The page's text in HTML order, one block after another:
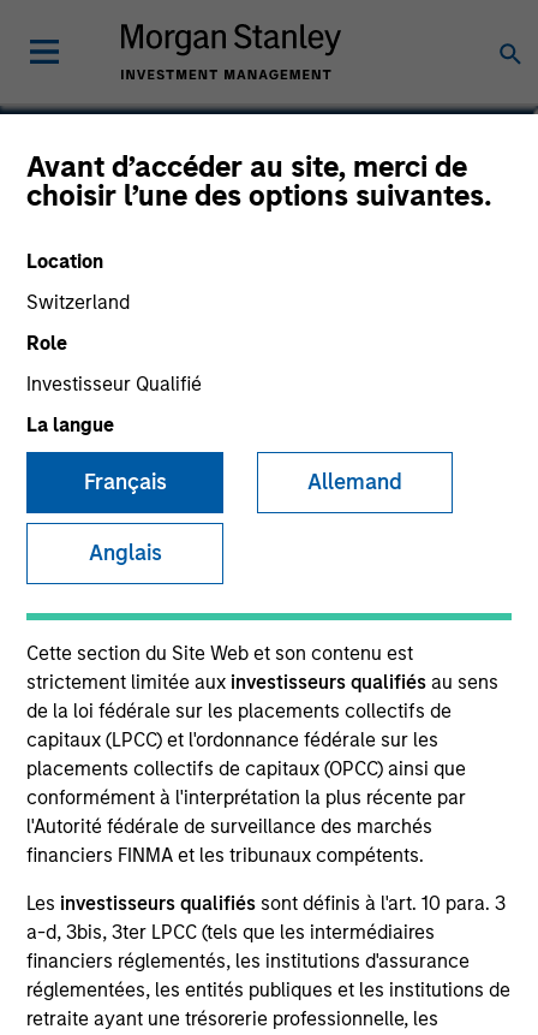
Avant d’accéder au site, merci de
choisir l’une des options suivantes.
Location
Switzerland
Role
Investisseur Qualifié
La langue
Français Allemand
Anglais
Cette section du Site Web et son contenu est
strictement limitée aux investisseurs qualifiésau sens
de la loi fédérale sur les placements collectifs de
capitaux (LPCC) et l'ordonnance fédérale sur les
placements collectifs de capitaux (OPCC) ainsi que
conformément à l'interprétation la plus récente par
l'Autorité fédérale de surveillance des marchés
financiers FINMA et les tribunaux compétents.
Les investisseurs qualifiés sont définis à l'art. 10 para. 3
a-d, 3bis, 3ter LPCC (tels que les intermédiaires
financiers réglementés, les institutions d'assurance
réglementées, les entités publiques et les institutions de
retraite ayant une trésorerie professionnelle, les
Hussein Khattab, CFA
Managing Director
YEARS OF INDUSTRY EXPERIENCE
13 Years
TEAM
Emerging Markets Debt Team